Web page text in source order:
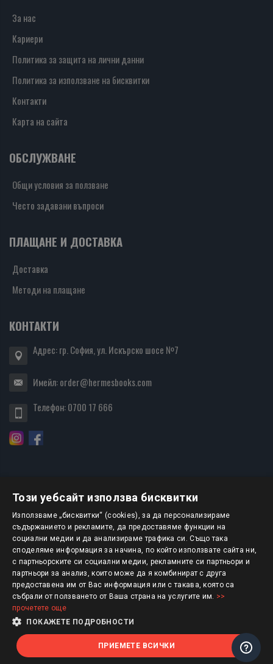
За нас
Кариери
Политика за защита на лични данни
Политика за използване на бисквитки
Контакти
Карта на сайта
ОБСЛУЖВАНЕ
Общи условия за ползване
Често задавани въпроси
ПЛАЩАНЕ И ДОСТАВКА
Доставка
Методи на плащане
КОНТАКТИ
Адрес: гр. София, ул. Искърско шосе №7
Имейл:order@hermesbooks.com
Телефон:0700 17 666
БЮЛЕТИН
АБОНИРАНЕ
Авторско право © 2025 HERMESBOOKS.BG
1 EUR = 1.95583 BGN
Този уебсайт използва бисквитки
Използваме „бисквитки“ (cookies), за да персонализираме
съдържанието и рекламите, да предоставяме функции на
социални медии и да анализираме трафика си. Също така
споделяме информация за начина, по който използвате сайта ни,
с партньорските си социални медии, рекламните си партньори и
партньори за анализ, които може да я комбинират с друга
предоставена им от Вас информация или с такава, която са
събрали от ползването от Ваша страна на услугите им. >>
прочетете още
ПОКАЖЕТЕ ПОДРОБНОСТИ
ПРИЕМЕТЕ ВСИЧКИ